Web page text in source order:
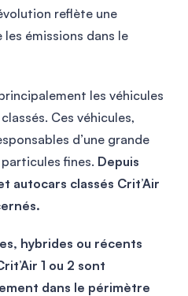
reflète une
émissions dans le
les véhicules
Ces véhicules,
d’une grande
fines. Depuis
autocars classés Crit’Air
hybrides ou récents
1 ou 2 sont
dans le périmètre